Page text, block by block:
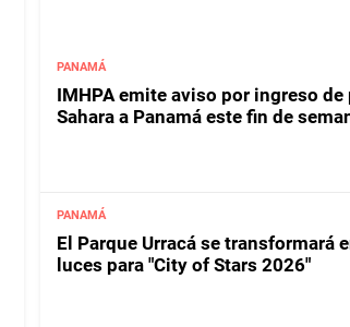
PANAMÁ
IMHPA emite aviso por ingreso de
Sahara a Panamá este fin de
PANAMÁ
El Parque Urracá se transformará
luces para "City of Stars 2026"